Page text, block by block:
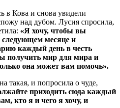
в Кова и снова увидели
над дубом. Лусия спросила,
«Я хочу, чтобы вы
месяце и
каждый день в честь
получить мир для мира и
она может вам помочь».
такая, и попросила о чуде,
приходить сюда каждый
кто я и чего я хочу, и